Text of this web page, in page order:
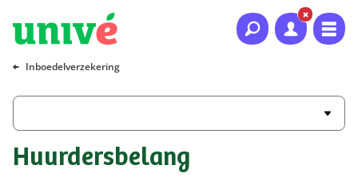
Naar hoofdinhoud
Naar hoofdnavigatie
Naar footer
Inboedelverzekering
Huurdersbelang